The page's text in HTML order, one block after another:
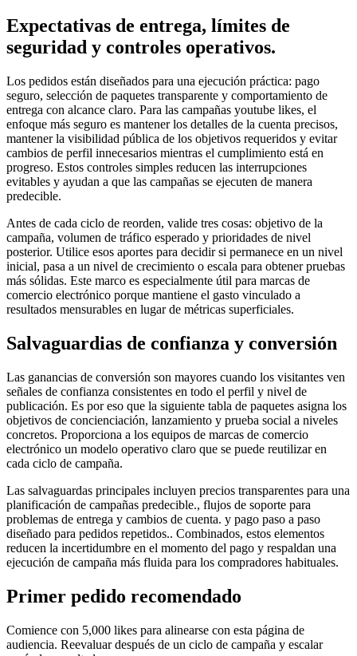
Expectativas de entrega, límites de
seguridad y controles operativos.
Los pedidos están diseñados para una ejecución práctica: pago
seguro, selección de paquetes transparente y comportamiento de
entrega con alcance claro. Para las campañas youtube likes, el
enfoque más seguro es mantener los detalles de la cuenta precisos,
mantener la visibilidad pública de los objetivos requeridos y evitar
cambios de perfil innecesarios mientras el cumplimiento está en
progreso. Estos controles simples reducen las interrupciones
evitables y ayudan a que las campañas se ejecuten de manera
predecible.
Antes de cada ciclo de reorden, valide tres cosas: objetivo de la
campaña, volumen de tráfico esperado y prioridades de nivel
posterior. Utilice esos aportes para decidir si permanece en un nivel
inicial, pasa a un nivel de crecimiento o escala para obtener pruebas
más sólidas. Este marco es especialmente útil para marcas de
comercio electrónico porque mantiene el gasto vinculado a
resultados mensurables en lugar de métricas superficiales.
Salvaguardias de confianza y conversión
Las ganancias de conversión son mayores cuando los visitantes ven
señales de confianza consistentes en todo el perfil y nivel de
publicación. Es por eso que la siguiente tabla de paquetes asigna los
objetivos de concienciación, lanzamiento y prueba social a niveles
concretos. Proporciona a los equipos de marcas de comercio
electrónico un modelo operativo claro que se puede reutilizar en
cada ciclo de campaña.
Las salvaguardas principales incluyen precios transparentes para una
planificación de campañas predecible., flujos de soporte para
problemas de entrega y cambios de cuenta. y pago paso a paso
diseñado para pedidos repetidos.. Combinados, estos elementos
reducen la incertidumbre en el momento del pago y respaldan una
ejecución de campaña más fluida para los compradores habituales.
Primer pedido recomendado
Comience con 5,000 likes para alinearse con esta página de
audiencia. Reevaluar después de un ciclo de campaña y escalar